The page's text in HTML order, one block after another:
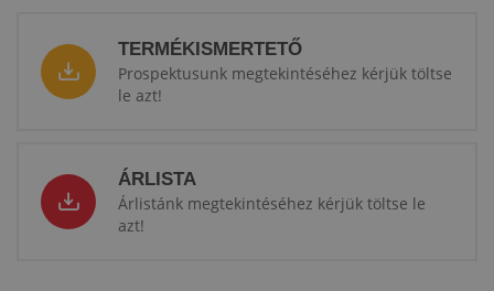
TERMÉKISMERTETŐ
Prospektusunk megtekintéséhez kérjük töltse
le azt!
ÁRLISTA
Árlistánk megtekintéséhez kérjük töltse le
azt!